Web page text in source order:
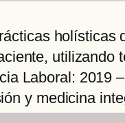
holísticas
utilizando
Laboral: 2019
y medicina
en